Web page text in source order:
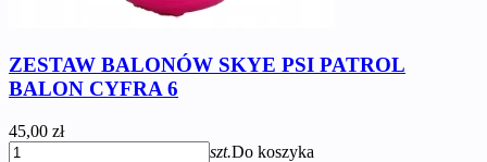
ZESTAW BALONÓW SKYE PSI PATROL
BALON CYFRA 6
45,00 zł
szt.Do koszyka